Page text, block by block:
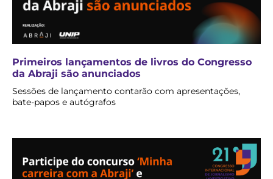
Primeiros lançamentos de livros do Congresso
da Abraji são anunciados
Sessões de lançamento contarão com apresentações,
bate-papos e autógrafos